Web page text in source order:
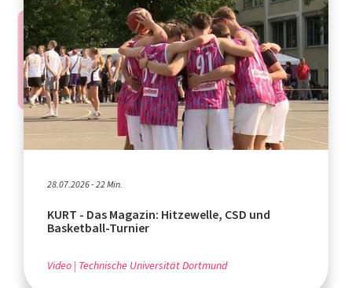
28.07.2026 - 22 Min.
KURT - Das Magazin: Hitzewelle, CSD und
Basketball-Turnier
Video Technische Universität Dortmund